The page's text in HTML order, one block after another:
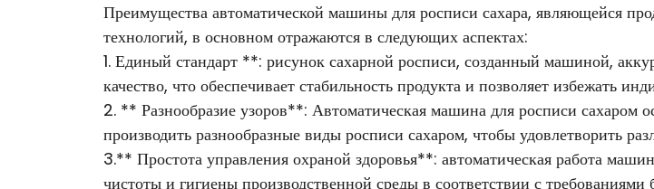
Преимущества автоматической машины для росписи сахара, являющейся
технологий, в основном отражаются в следующих аспектах:
1. Единый стандарт **: рисунок сахарной росписи, созданный машиной,
качество, что обеспечивает стабильность продукта и позволяет избежать
2. ** Разнообразие узоров**: Автоматическая машина для росписи
производить разнообразные виды росписи сахаром, чтобы удовлетворить
3.** Простота управления охраной здоровья**: автоматическая работа
чистоты и гигиены производственной среды в соответствии с